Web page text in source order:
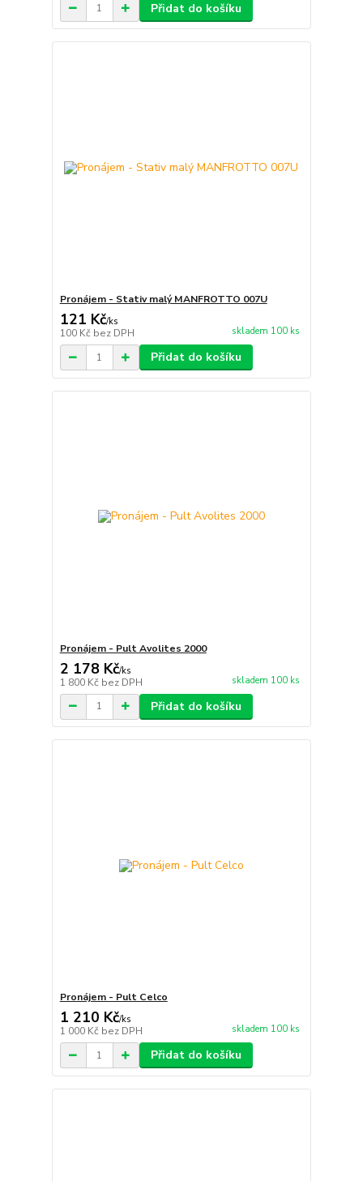
Přidat do košíku
Pronájem - Stativ malý MANFROTTO 007U
121 Kč/ks
100 Kč bez DPH skladem 100 ks
Přidat do košíku
Pronájem - Pult Avolites 2000
2 178 Kč/ks
1 800 Kč bez DPH skladem 100 ks
Přidat do košíku
Pronájem - Pult Celco
1 210 Kč/ks
1 000 Kč bez DPH skladem 100 ks
Přidat do košíku